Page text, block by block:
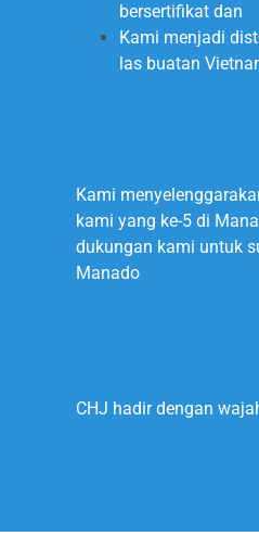
bersertifikat dan
Kami menjadi
las buatan
Kami
kami yang ke-5 di
dukungan kami untuk
Manado
CHJ hadir dengan